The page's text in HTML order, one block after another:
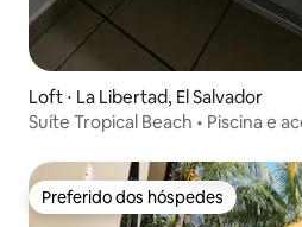
Loft ⋅ La Libertad, El Salvador
Suíte Tropical Beach • Piscina e
Preferido dos hóspedes
Preferido dos hóspedes